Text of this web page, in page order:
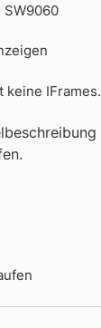
IFrames.